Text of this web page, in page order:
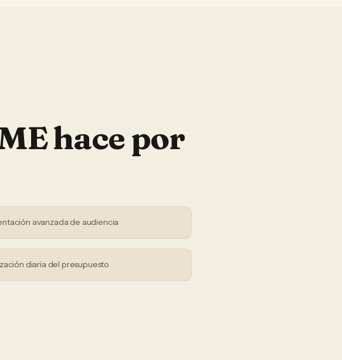
hace por
avanzada de audiencia
diaria del presupuesto